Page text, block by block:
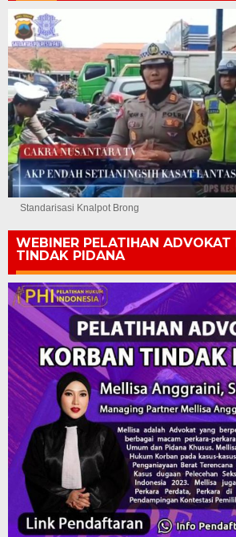
Standarisasi Knalpot Brong
WEBINER PELATIHAN ADVOKAT
TINDAK PIDANA